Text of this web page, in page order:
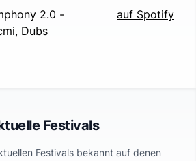
2.0 -
Dubs
auf Spotify
Festivals
Festivals bekannt auf denen